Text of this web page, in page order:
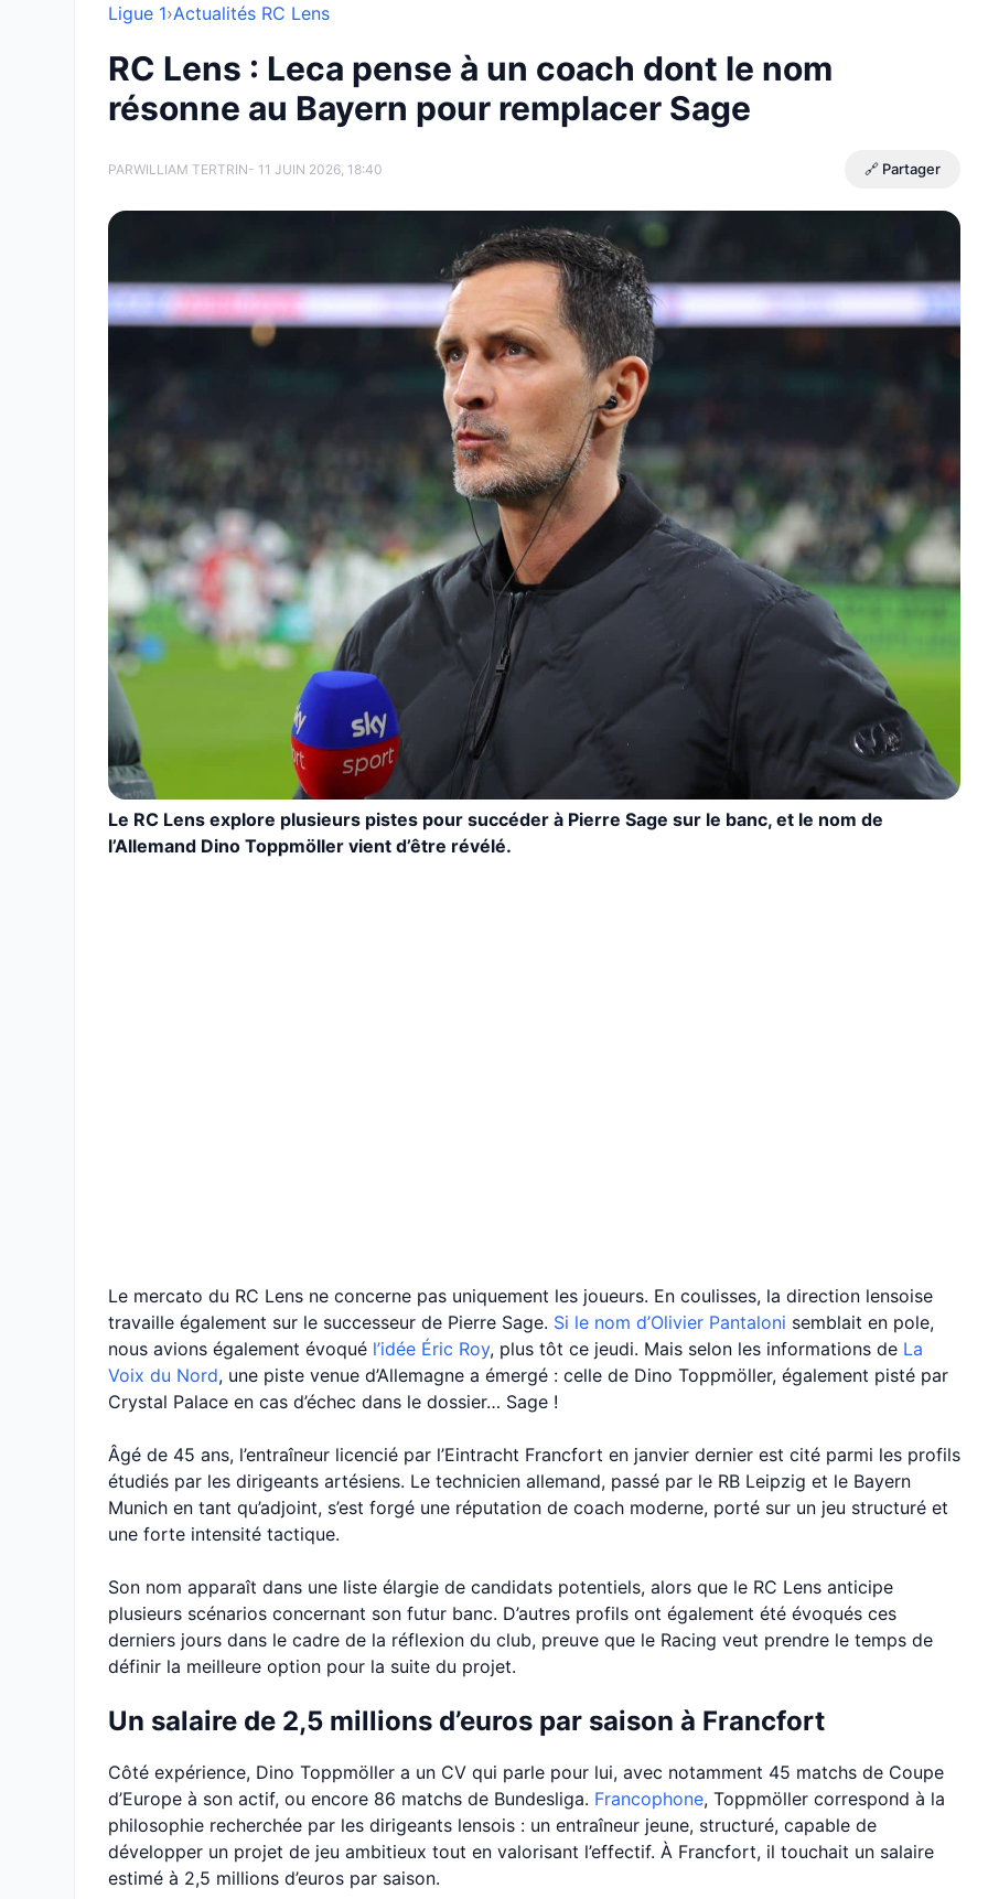
Ligue 1›Actualités RC Lens
RC Lens : Leca pense à un coach dont le nom
résonne au Bayern pour remplacer Sage
PARWILLIAM TERTRIN- 11 JUIN 2026, 18:40 🔗 Partager
Le RC Lens explore plusieurs pistes pour succéder à Pierre Sage sur le banc, et le nom de
l’Allemand Dino Toppmöller vient d’être révélé.
Le mercato du RC Lens ne concerne pas uniquement les joueurs. En coulisses, la direction lensoise
travaille également sur le successeur de Pierre Sage. Si le nom d’Olivier Pantaloni semblait en pole,
nous avions également évoqué l’idée Éric Roy, plus tôt ce jeudi. Mais selon les informations de La
Voix du Nord, une piste venue d’Allemagne a émergé : celle de Dino Toppmöller, également pisté par
Crystal Palace en cas d’échec dans le dossier… Sage !
Âgé de 45 ans, l’entraîneur licencié par l’Eintracht Francfort en janvier dernier est cité parmi les profils
étudiés par les dirigeants artésiens. Le technicien allemand, passé par le RB Leipzig et le Bayern
Munich en tant qu’adjoint, s’est forgé une réputation de coach moderne, porté sur un jeu structuré et
une forte intensité tactique.
Son nom apparaît dans une liste élargie de candidats potentiels, alors que le RC Lens anticipe
plusieurs scénarios concernant son futur banc. D’autres profils ont également été évoqués ces
derniers jours dans le cadre de la réflexion du club, preuve que le Racing veut prendre le temps de
définir la meilleure option pour la suite du projet.
Un salaire de 2,5 millions d’euros par saison à Francfort
Côté expérience, Dino Toppmöller a un CV qui parle pour lui, avec notamment 45 matchs de Coupe
d’Europe à son actif, ou encore 86 matchs de Bundesliga. Francophone, Toppmöller correspond à la
philosophie recherchée par les dirigeants lensois : un entraîneur jeune, structuré, capable de
développer un projet de jeu ambitieux tout en valorisant l’effectif. À Francfort, il touchait un salaire
estimé à 2,5 millions d’euros par saison.